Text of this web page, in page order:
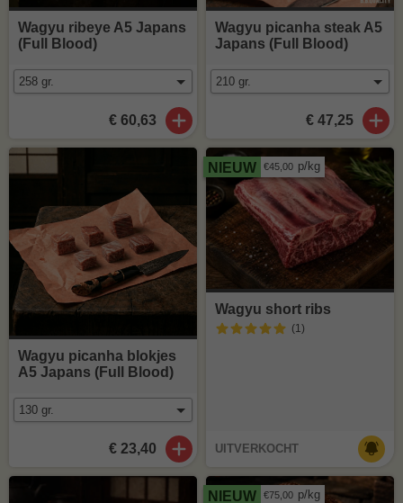
Wagyu ribeye A5 Japans
(Full Blood)
€ 60,63
Wagyu picanha steak A5
Japans (Full Blood)
€ 47,25
Wagyu picanha blokjes
A5 Japans (Full Blood)
€ 23,40
NIEUW €45,00 p/kg
Wagyu short ribs
(1 )
UITVERKOCHT
NIEUW €75,00 p/kg